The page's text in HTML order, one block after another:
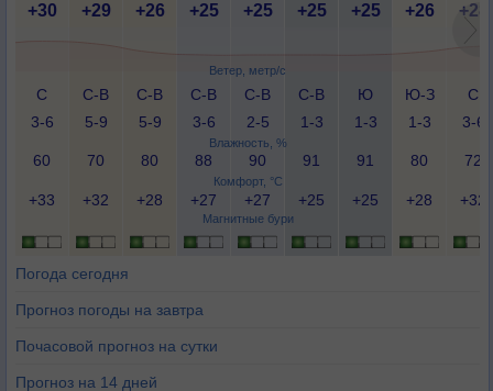
Ветер, метр/с
Влажность, %
Комфорт, °C
Магнитные бури
+30 +29 +26 +25 +25 +25 +25 +26 +28
С
3-6
С-В
5-9
С-В
5-9
С-В
3-6
С-В
2-5
С-В
1-3
Ю
1-3
Ю-З
1-3
С
3-6
60 70 80 88 90 91 91 80 72
+33 +32 +28 +27 +27 +25 +25 +28 +32
Погода сегодня
Прогноз погоды на завтра
Почасовой прогноз на сутки
Прогноз на 14 дней